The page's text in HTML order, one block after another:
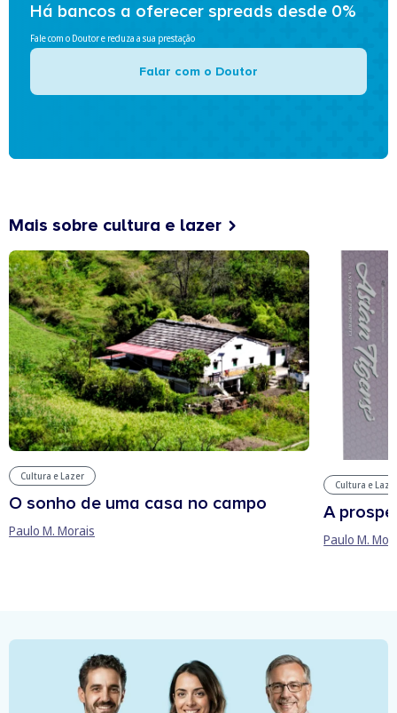
Há bancos a oferecer spreads desde 0%
Fale com o Doutor e reduza a sua prestação
Falar com o Doutor
Mais sobre cultura e lazer
Cultura e Lazer
O sonho de uma casa no campo
Paulo M. Morais
Cultura e
A
Paulo M.